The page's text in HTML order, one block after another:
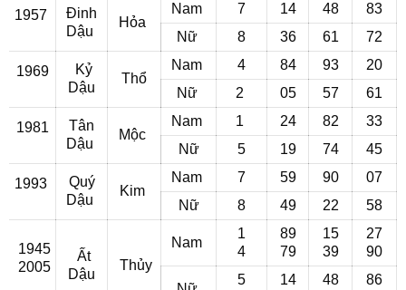
1957
Đinh
Dậu
Hỏa
Nam 7 14 48
83
Nữ
8 36 61 72
1969
Kỷ
Dậu
Thổ
Nam 4 84 93
20
Nữ
2 05 57 61
1981
Tân
Dậu
Mộc
Nam 1 24 82
33
Nữ
5 19 74 45
1993
Quý
Dậu
Kim
Nam 7 59 90
07
Nữ
8 49 22 58
1945
2005
Ất
Dậu
Thủy
Nam
1
4
89
79
15
39
27
90
5
14
48
86